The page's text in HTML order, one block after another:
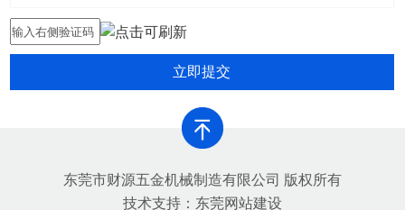
立即提交
东莞市财源五金机械制造有限公司 版权所有
技术支持： 东莞网站建设